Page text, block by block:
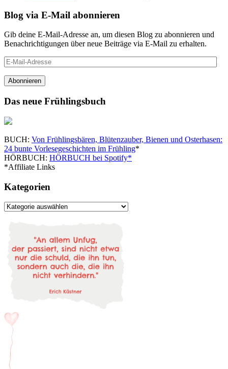
Blog via E-Mail abonnieren
Gib deine E-Mail-Adresse an, um diesen Blog zu abonnieren und
Benachrichtigungen über neue Beiträge via E-Mail zu erhalten.
E-
Mail-
Adresse
Abonnieren
Das neue Frühlingsbuch
BUCH: Von Frühlingsbären, Blütenzauber, Bienen und Osterhasen:
24 bunte Vorlesegeschichten im Frühling*
HÖRBUCH: HÖRBUCH bei Spotify*
*Affiliate Links
Kategorien
Kategorien